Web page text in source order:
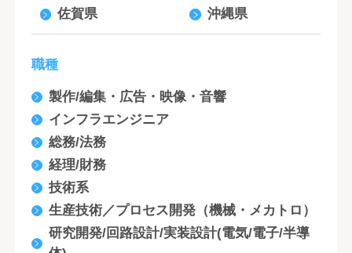
佐賀県
沖縄県
職種
製作/編集・広告・映像・音響
インフラエンジニア
総務/法務
経理/財務
技術系
生産技術／プロセス開発（機械・メカトロ）
研究開発/回路設計/実装設計(電気/電子/半導